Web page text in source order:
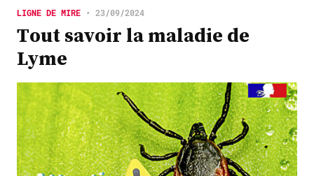
Agronomie
Matériels
La technique ITB
Pommes de terre
Guides pratiques
LIGNE DE MIRE • 23/09/2024
Tout savoir la maladie de
Lyme